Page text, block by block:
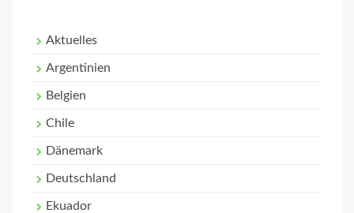
Aktuelles
Argentinien
Belgien
Chile
Dänemark
Deutschland
Ekuador